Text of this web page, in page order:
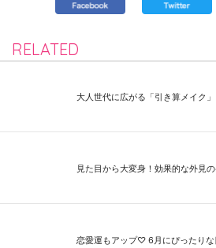
RELATED
大人世代に広がる「引き算メイク
見た目から大変身！効果的な外見
恋愛運もアップ♡ 6月にぴったりな